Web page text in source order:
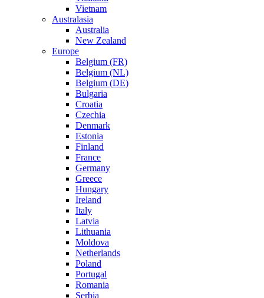
Vietnam
Australasia
Australia
New Zealand
Europe
Belgium (FR)
Belgium (NL)
Belgium (DE)
Bulgaria
Croatia
Czechia
Denmark
Estonia
Finland
France
Germany
Greece
Hungary
Ireland
Italy
Latvia
Lithuania
Moldova
Netherlands
Poland
Portugal
Romania
Serbia